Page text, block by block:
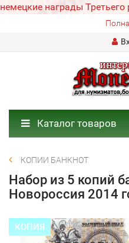
немецкие награды Третьего
Каталог товаров
КОПИИ БАНКНОТ
Набор из 5 копий
Новороссия 2014
КОПИЯ